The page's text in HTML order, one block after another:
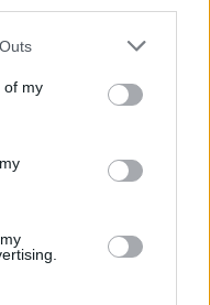
one or more Google
You may click to
its third-party tags to
in below Google
of my
LinkedIn Tumblr
ΆΡΘΡΟ
του προοδευτικού